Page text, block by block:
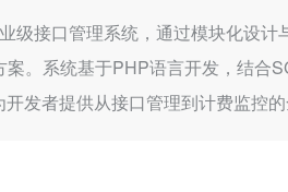
级接口管理系统，通过模块化设
案。系统基于PHP语言开发，结合
发者提供从接口管理到计费监控的